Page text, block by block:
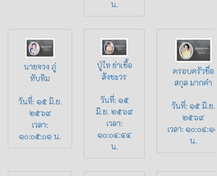
น.
นายจวง ภู่
ทับทิม
วันที่: ๑๕ มิ.ย.
๒๕๖๙
เวลา:
๑o:o๕:o๑ น.
ปู่ไท ย่าเชื้อ
สังขะวร
วันที่: ๑๕
มิ.ย. ๒๕๖๙
เวลา:
๑o:o๔:๔๔
น.
ครอบครัวชื่อ
สกุล มากคำ
วันที่: ๑๕ มิ.ย.
๒๕๖๙
เวลา: ๑o:o๔:๑
น.